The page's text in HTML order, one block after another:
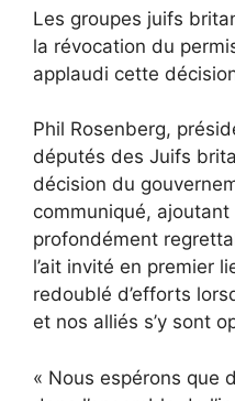
Les groupes juifs
la révocation du
applaudi cette
Phil Rosenberg,
députés des Juifs
décision du
communiqué, ajoutant
profondément
l’ait invité en premier
redoublé d’efforts
et nos alliés s’y sont
« Nous espérons que